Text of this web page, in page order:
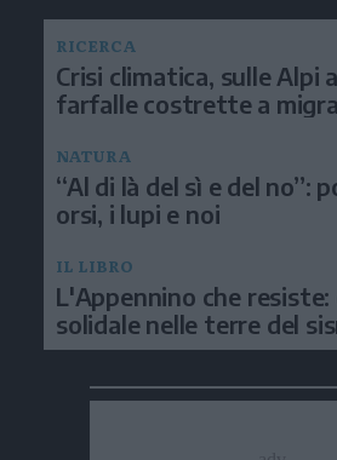
RICERCA
Crisi climatica, sulle Alpi
farfalle costrette a
NATURA
“Al di là del sì e del no”:
orsi, i lupi e noi
IL LIBRO
L'Appennino che resiste:
solidale nelle terre del